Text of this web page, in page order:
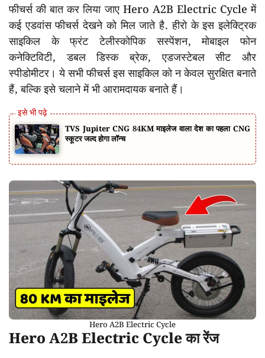
फीचर्स की बात कर लिया जाए Hero A2B Electric Cycle में
कई एडवांस फीचर्स देखने को मिल जाते है. हीरो के इस इलेक्ट्रिक
साइकिल के फ्रंट टेलीस्कोपिक सस्पेंशन, मोबाइल फोन
कनेक्टिविटी, डबल डिस्क ब्रेक, एडजस्टेबल सीट और
स्पीडोमीटर। ये सभी फीचर्स इस साइकिल को न केवल सुरक्षित बनाते
हैं, बल्कि इसे चलाने में भी आरामदायक बनाते हैं।
TVS Jupiter CNG 84KM माइलेज वाला देश का पहला CNG
स्कूटर जल्द होगा लॉन्च
Hero A2B Electric Cycle
Hero A2B Electric Cycle का रेंज